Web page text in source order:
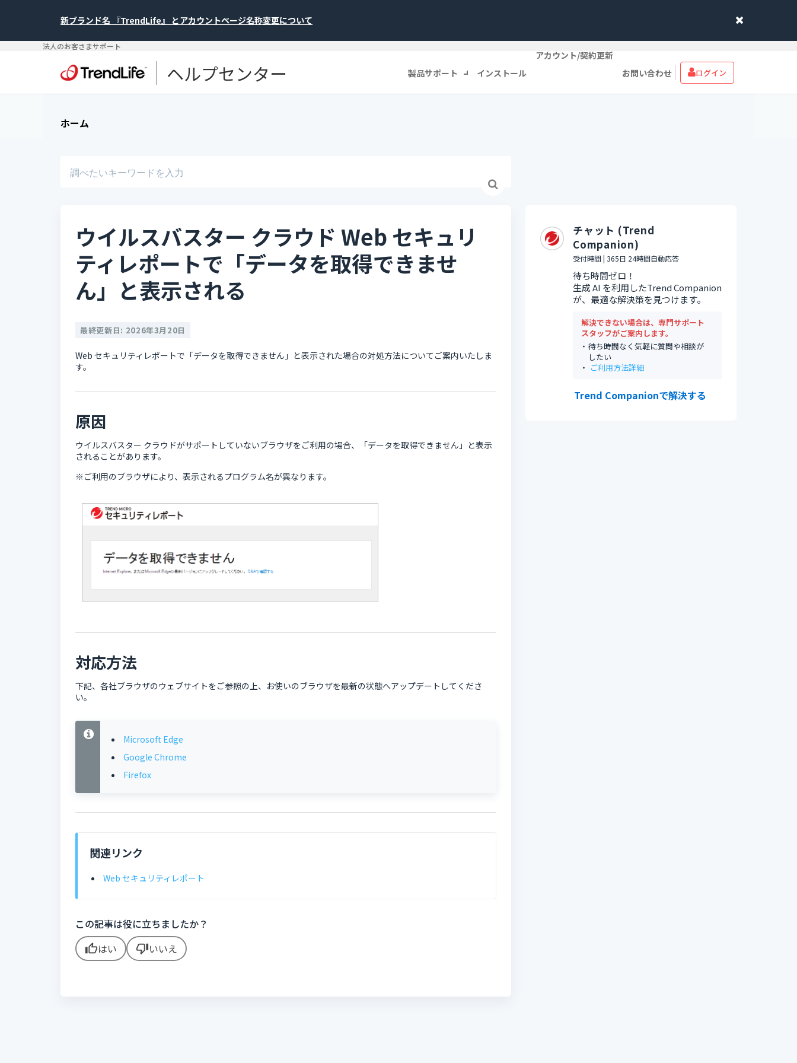
新ブランド名 『TrendLife』 とアカウントページ名称変更について
法人のお客さまサポート
ヘルプセンター 製品サポート インストール
アカウント/契約更新
お問い合わせ
ログイン
ホーム
ウイルスバスター クラウド Web セキュリ
ティレポートで「データを取得できませ
ん」と表示される
最終更新日: 2026年3月20日
Web セキュリティレポートで「データを取得できません」と表示された場合の対処方法についてご案内いたしま
す。
原因
ウイルスバスター クラウドがサポートしていないブラウザをご利用の場合、「データを取得できません」と表示
されることがあります。
※ご利用のブラウザにより、表示されるプログラム名が異なります。
対応方法
下記、各社ブラウザのウェブサイトをご参照の上、お使いのブラウザを最新の状態へアップデートしてくださ
い。
Microsoft Edge
Google Chrome
Firefox
関連リンク
Web セキュリティレポート
この記事は役に立ちましたか？
thumb_upはい thumb_downいいえ
チャット (Trend
Companion)
受付時間 | 365日 24時間自動応答
待ち時間ゼロ！
生成 AI を利用したTrend Companion
が、最適な解決策を見つけます。
解決できない場合は、専門サポート
スタッフがご案内します。
待ち時間なく気軽に質問や相談が
したい
ご利用方法詳細
Trend Companionで解決する